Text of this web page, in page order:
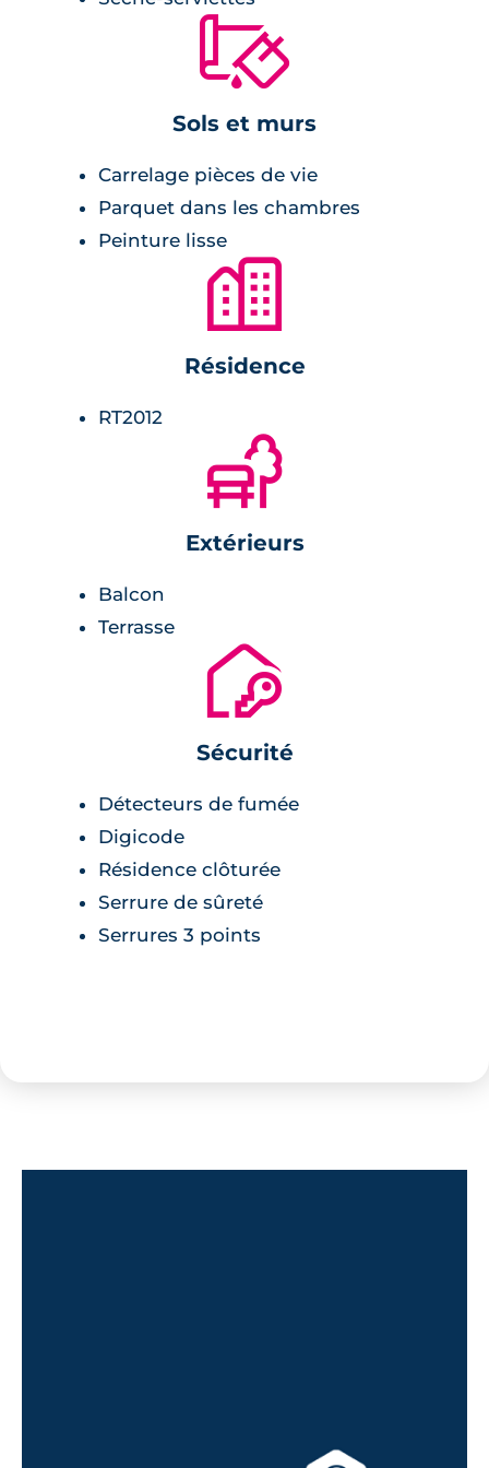
cuisine aménagée,
menuiserie en PVC.
radiateur sèche-serviette,
meuble vasque avec miroir et appliques
robinet mitigeur,
Chambre :
revêtement stratifié,
arrêt de bus en face de la résidence,
complexe sportif à 900 mètres,
commerces et supermarché à 1 km,
infrastructures scolaires à 1.4 km.
🔨
Sols et murs
Carrelage pièces de vie
Parquet dans les chambres
Peinture lisse
🏙
Résidence
RT2012
🌲
Extérieurs
Balcon
Terrasse
🔐
Sécurité
Détecteurs de fumée
Digicode
Résidence clôturée
Serrure de sûreté
Serrures 3 points